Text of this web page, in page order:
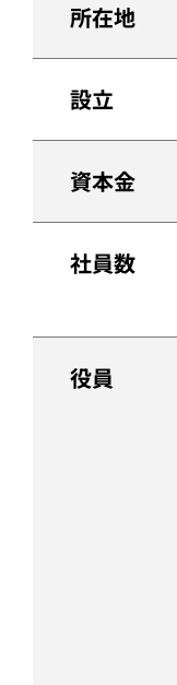
所在地
設立
資本金
社員数
役員